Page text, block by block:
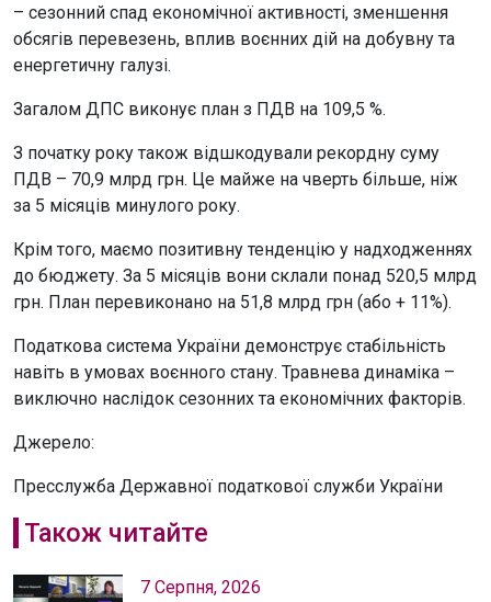
– сезонний спад економічної активності, зменшення
обсягів перевезень, вплив воєнних дій на добувну та
енергетичну галузі.
Загалом ДПС виконує план з ПДВ на 109,5 %.
З початку року також відшкодували рекордну суму
ПДВ – 70,9 млрд грн. Це майже на чверть більше, ніж
за 5 місяців минулого року.
Крім того, маємо позитивну тенденцію у надходженнях
до бюджету. За 5 місяців вони склали понад 520,5 млрд
грн. План перевиконано на 51,8 млрд грн (або + 11%).
Податкова система України демонструє стабільність
навіть в умовах воєнного стану. Травнева динаміка –
виключно наслідок сезонних та економічних факторів.
Джерело:
Пресслужба Державної податкової служби України
Також читайте
7 Серпня, 2026